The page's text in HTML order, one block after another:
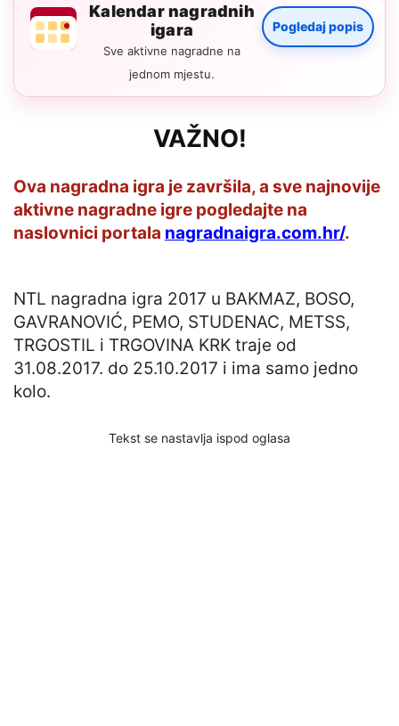
Kalendar nagradnih
igara
Sve aktivne nagradne na
jednom mjestu.
Pogledaj popis
VAŽNO!
Ova nagradna igra je završila, a sve najnovije
aktivne nagradne igre pogledajte na
naslovnici portala nagradnaigra.com.hr/.
NTL nagradna igra 2017 u BAKMAZ, BOSO,
GAVRANOVIĆ, PEMO, STUDENAC, METSS,
TRGOSTIL i TRGOVINA KRK traje od
31.08.2017. do 25.10.2017 i ima samo jedno
kolo.
Tekst se nastavlja ispod oglasa